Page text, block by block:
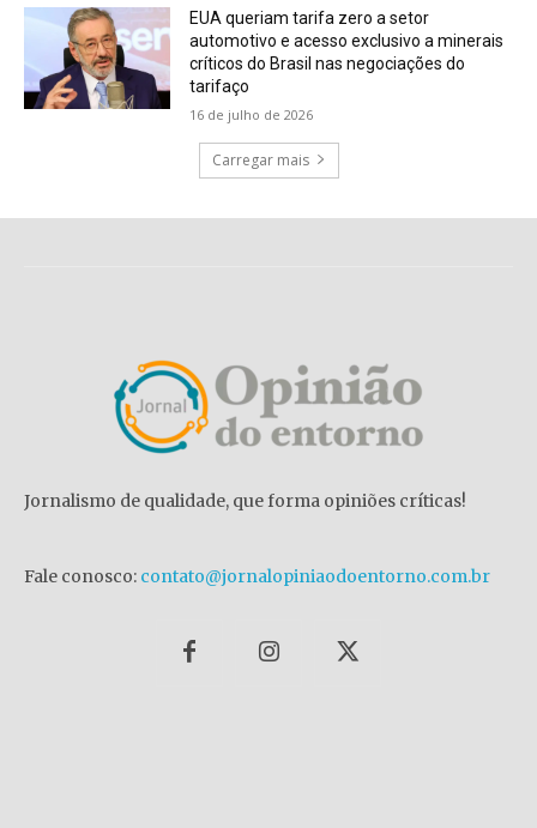
EUA queriam tarifa zero a setor
automotivo e acesso exclusivo a minerais
críticos do Brasil nas negociações do
tarifaço
16 de julho de 2026
Carregar mais
Jornalismo de qualidade, que forma opiniões críticas!
Fale conosco: contato@jornalopiniaodoentorno.com.br